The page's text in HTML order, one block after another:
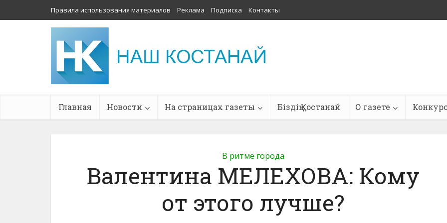
Правила использования материалов Реклама Подписка Контакты
Главная Новости На страницах газеты Біздің Қостанай О газете
В ритме города
Валентина МЕЛЕХОВА: Кому
от этого лучше?